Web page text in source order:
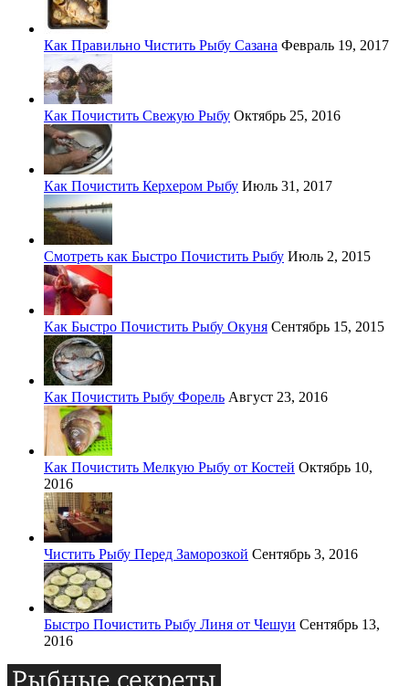
Как Правильно Чистить Рыбу Сазана Февраль 19, 2017
Как Почистить Свежую Рыбу Октябрь 25, 2016
Как Почистить Керхером Рыбу Июль 31, 2017
Смотреть как Быстро Почистить Рыбу Июль 2, 2015
Как Быстро Почистить Рыбу Окуня Сентябрь 15, 2015
Как Почистить Рыбу Форель Август 23, 2016
Как Почистить Мелкую Рыбу от Костей Октябрь 10,
2016
Чистить Рыбу Перед Заморозкой Сентябрь 3, 2016
Быстро Почистить Рыбу Линя от Чешуи Сентябрь 13,
2016